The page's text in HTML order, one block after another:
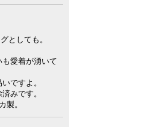
としても。
愛着が湧いて
ですよ。
みです。
製。